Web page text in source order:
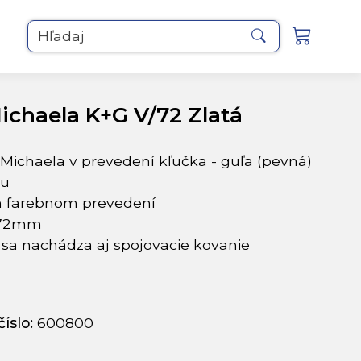
Hľadaj
K+G V/72 Zlatá
v prevedení kľučka - guľa (pevná)
farebnom prevedení
nachádza aj spojovacie kovanie
600800